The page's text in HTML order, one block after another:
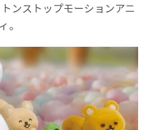
ンストップモーションアニ
。